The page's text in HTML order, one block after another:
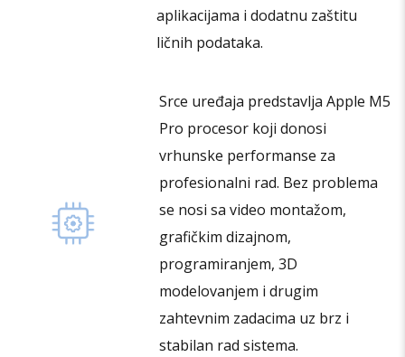
aplikacijama i dodatnu zaštitu
ličnih podataka.
Srce uređaja predstavlja Apple M5
Pro procesor koji donosi
vrhunske performanse za
profesionalni rad. Bez problema
se nosi sa video montažom,
grafičkim dizajnom,
programiranjem, 3D
modelovanjem i drugim
zahtevnim zadacima uz brz i
stabilan rad sistema.